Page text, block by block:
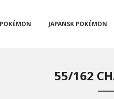
POKÉMON JAPANSK POKÉMON
55/162